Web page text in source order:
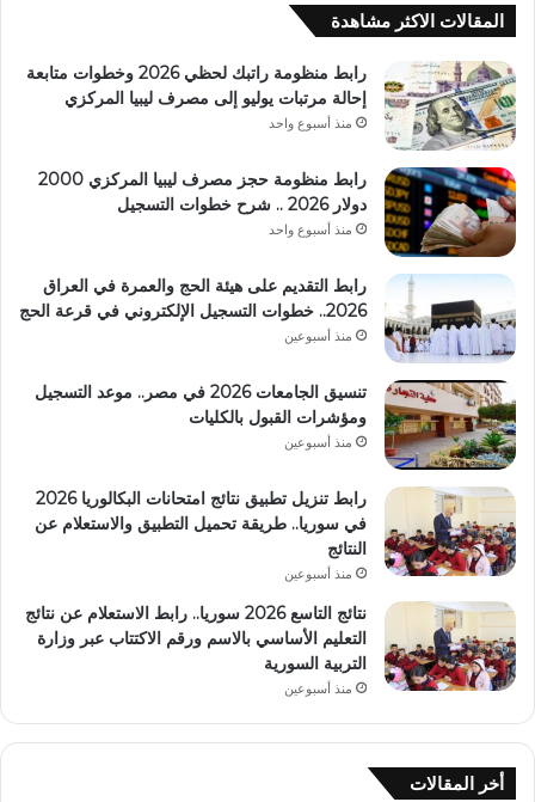
المقالات الاكثر مشاهدة
رابط منظومة راتبك لحظي 2026 وخطوات متابعة
إحالة مرتبات يوليو إلى مصرف ليبيا المركزي
منذ أسبوع واحد
رابط منظومة حجز مصرف ليبيا المركزي 2000
دولار 2026 .. شرح خطوات التسجيل
منذ أسبوع واحد
رابط التقديم على هيئة الحج والعمرة في العراق
2026.. خطوات التسجيل الإلكتروني في قرعة الحج
منذ أسبوعين
تنسيق الجامعات 2026 في مصر.. موعد التسجيل
ومؤشرات القبول بالكليات
منذ أسبوعين
رابط تنزيل تطبيق نتائج امتحانات البكالوريا 2026
في سوريا.. طريقة تحميل التطبيق والاستعلام عن
النتائج
منذ أسبوعين
نتائج التاسع 2026 سوريا.. رابط الاستعلام عن نتائج
التعليم الأساسي بالاسم ورقم الاكتتاب عبر وزارة
التربية السورية
منذ أسبوعين
أخر المقالات